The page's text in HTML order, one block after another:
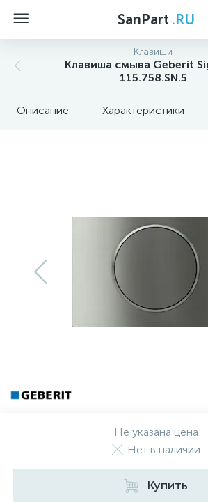
SanPart .RU
Клавиши
Клавиша смыва Geberit
115.758.SN.5
Описание Характеристики
Не указана цена
Нет в наличии
Купить